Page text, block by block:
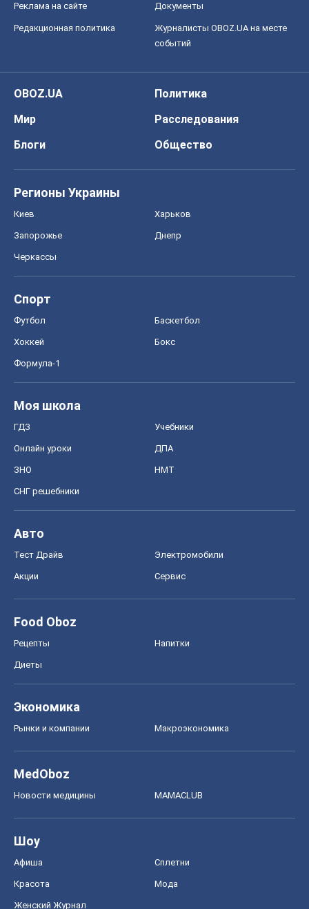
Реклама на сайте Документы
Редакционная политика
Журналисты OBOZ.UA на месте
событий
OBOZ.UA
Политика
Мир
Расследования
Блоги
Общество
Регионы Украины
Киев Харьков
Запорожье Днепр
Черкассы
Спорт
Футбол Баскетбол
Хоккей Бокс
Формула-1
Моя школа
ГДЗ Учебники
Онлайн уроки ДПА
ЗНО НМТ
СНГ решебники
Авто
Тест Драйв Электромобили
Акции Сервис
Food Oboz
Рецепты Напитки
Диеты
Экономика
Рынки и компании Mакроэкономика
MedOboz
Новости медицины MAMACLUB
Шоу
Афиша Сплетни
Красота Мода
Женский Журнал